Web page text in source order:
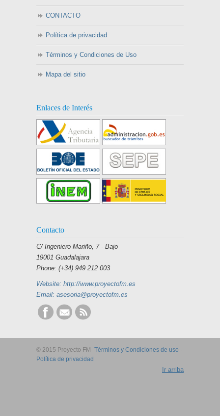
CONTACTO
Política de privacidad
Términos y Condiciones de Uso
Mapa del sitio
Enlaces de Interés
Contacto
C/ Ingeniero Mariño, 7 - Bajo
19001 Guadalajara
Phone: (+34) 949 212 003
Website: http://www.proyectofm.es
Email: asesoria@proyectofm.es
© 2015 Proyecto FM- Términos y Condiciones de uso -
Política de privacidad
Ir arriba